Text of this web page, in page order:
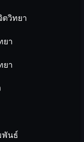
ตวิทยา
ยา
ยา
พันธ์